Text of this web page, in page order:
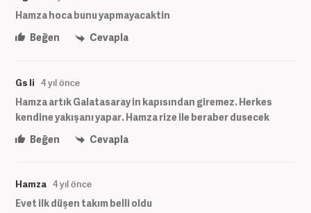
Hamza hoca bunu yapmayacaktin
Beğen
Cevapla
Gs li 4 yıl önce
Hamza artık Galatasaray in kapısından giremez. Herkes
kendine yakışanı yapar. Hamza rize ile beraber dusecek
Beğen
Cevapla
Hamza 4 yıl önce
Evet ilk düşen takım belli oldu